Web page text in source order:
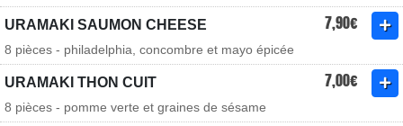
URAMAKI SAUMON CHEESE 7,90€
8 pièces - philadelphia, concombre et mayo épicée
URAMAKI THON CUIT 7,00€
8 pièces - pomme verte et graines de sésame